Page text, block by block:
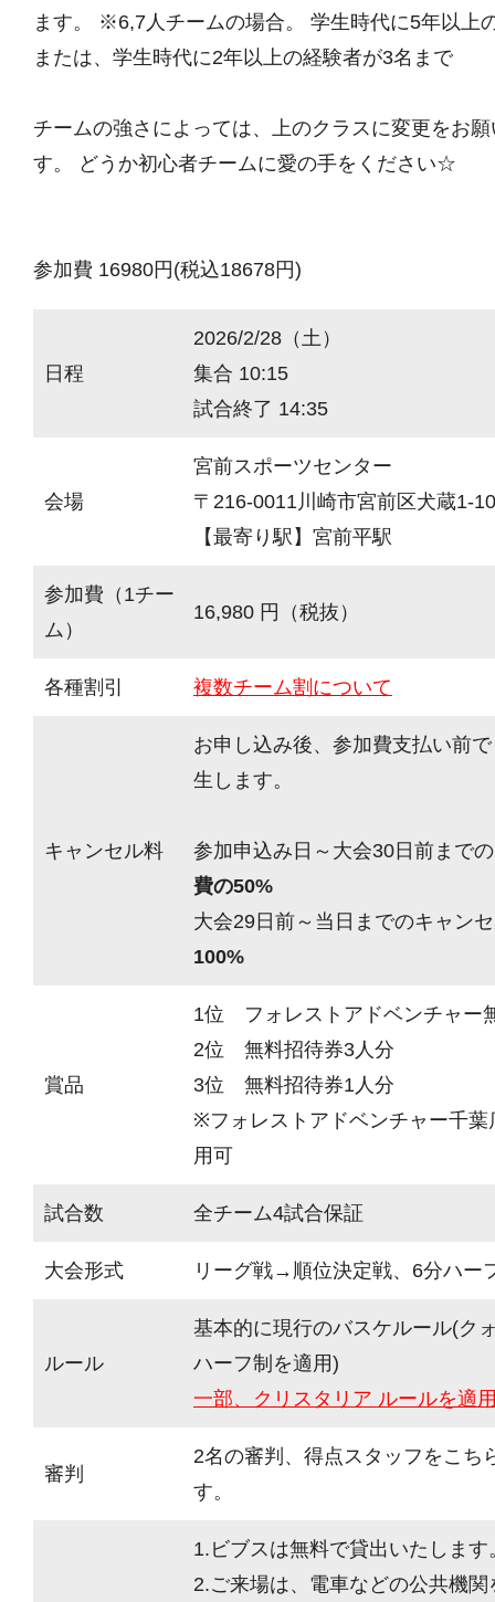
ます。 ※6,7人チームの場合。 学生時代に5年以上
または、学生時代に2年以上の経験者が3名まで
チームの強さによっては、上のクラスに変更をお
す。 どうか初心者チームに愛の手をください☆
参加費 16980円(税込18678円)
日程
2026/2/28（土）
集合 10:15
試合終了 14:35
会場
宮前スポーツセンター
〒216-0011川崎市宮前区犬蔵1-
【最寄り駅】宮前平駅
参加費（1チー
ム）
16,980 円（税抜）
各種割引 複数チーム割について
キャンセル料
お申し込み後、参加費支払い前
生します。
参加申込み日～大会30日前まで
費の50%
大会29日前～当日までのキャン
100%
賞品
1位 フォレストアドベンチャー
2位 無料招待券3人分
3位 無料招待券1人分
※フォレストアドベンチャー千葉
用可
試合数 全チーム4試合保証
大会形式 リーグ戦→順位決定戦、6分ハー
ルール
基本的に現行のバスケルール(ク
ハーフ制を適用)
一部、クリスタリア ルールを適
審判
2名の審判、得点スタッフをこち
す。
1.ビブスは無料で貸出いたします
2.ご来場は、電車などの公共機